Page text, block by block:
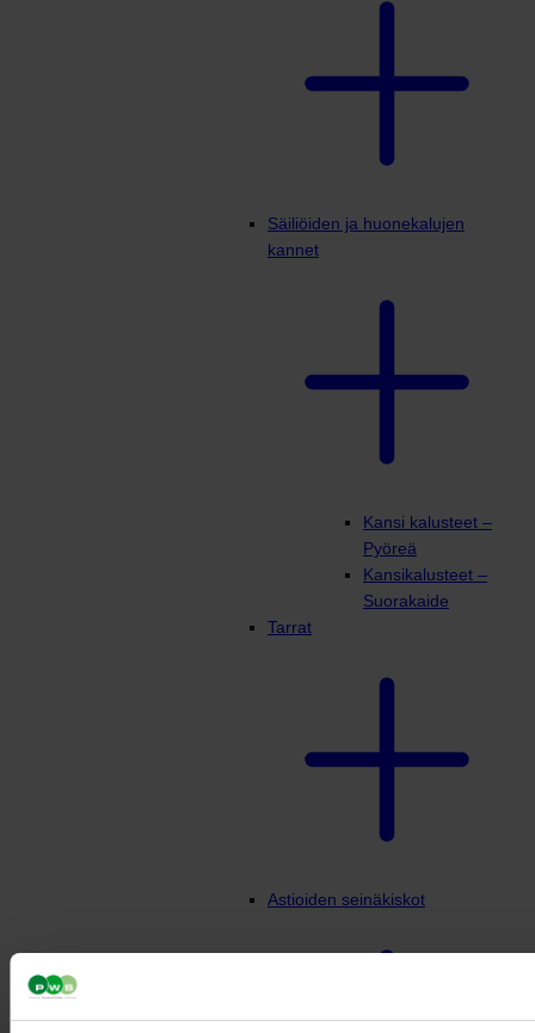
Säiliöiden ja huonekalujen
kannet
Kansi kalusteet –
Pyöreä
Kansikalusteet –
Suorakaide
Tarrat
Astioiden seinäkiskot